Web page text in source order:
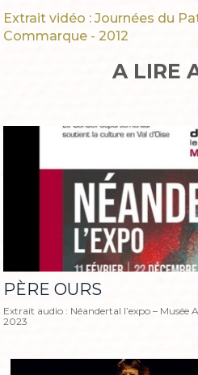
Extrait vidéo : Journées du
Commarque - 2012
A LIRE
PÈRE OURS
Extrait audio : Néandertal l’expo – Musée
2023